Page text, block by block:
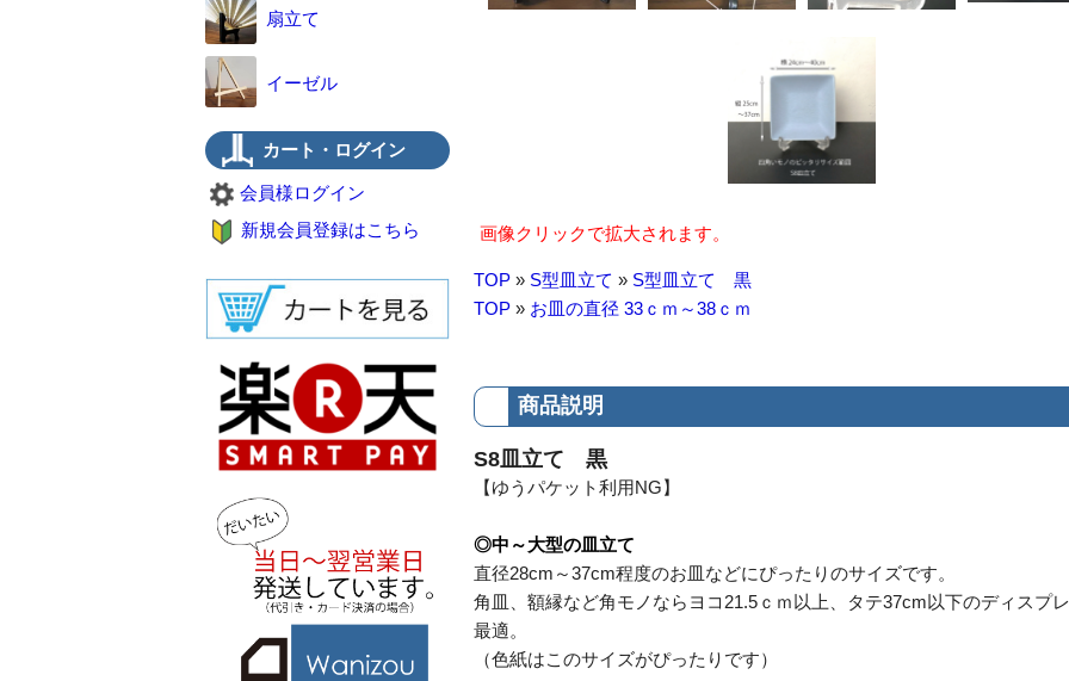
画像クリックで拡大されます。
TOP » S型皿立て » S型皿立て 黒
TOP » お皿の直径 33ｃｍ～38ｃｍ
商品説明
S8皿立て 黒
【ゆうパケット利用NG】
◎中～大型の皿立て
直径28cm～37cm程度のお皿などにぴったりのサイズです。
角皿、額縁など角モノならヨコ21.5ｃｍ以上、タテ37cm以下のディスプ
最適。
（色紙はこのサイズがぴったりです）
扇立て
イーゼル
カート・ログイン
会員様ログイン
新規会員登録はこちら